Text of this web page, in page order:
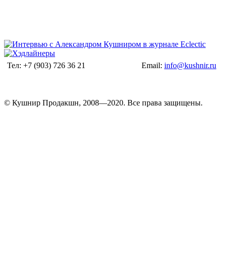
Тел: +7 (903) 726 36 21 Email: info@kushnir.ru
© Кушнир Продакшн, 2008—2020. Все права защищены.